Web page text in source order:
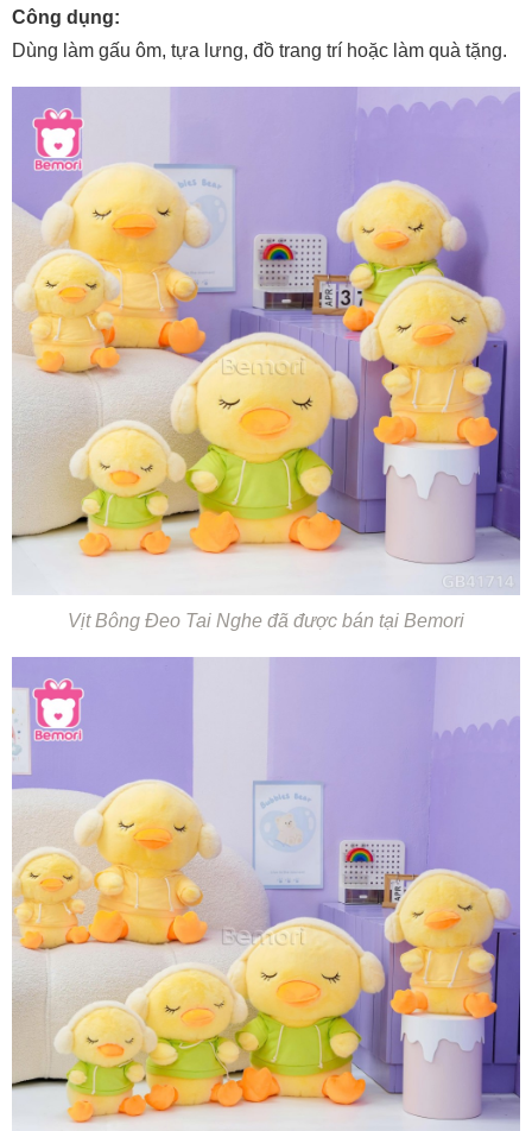
Công dụng:
Dùng làm gấu ôm, tựa lưng, đồ trang trí hoặc làm quà tặng.
Vịt Bông Đeo Tai Nghe đã được bán tại Bemori